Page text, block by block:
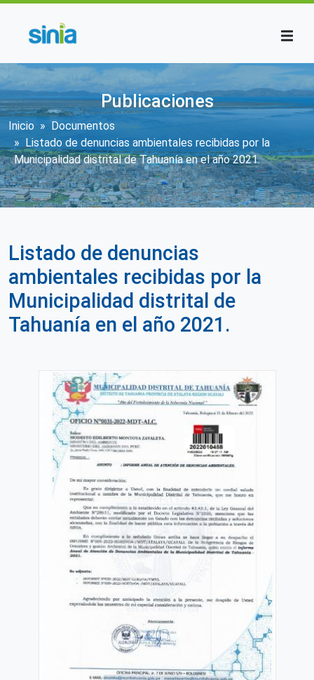
Publicaciones
Sobrescribir enlaces de ayuda a la
Inicio
Documentos
Listado de denuncias ambientales recibidas por la
Municipalidad distrital de Tahuanía en el año 2021.
Listado de denuncias
ambientales recibidas por la
Municipalidad distrital de
Tahuanía en el año 2021.